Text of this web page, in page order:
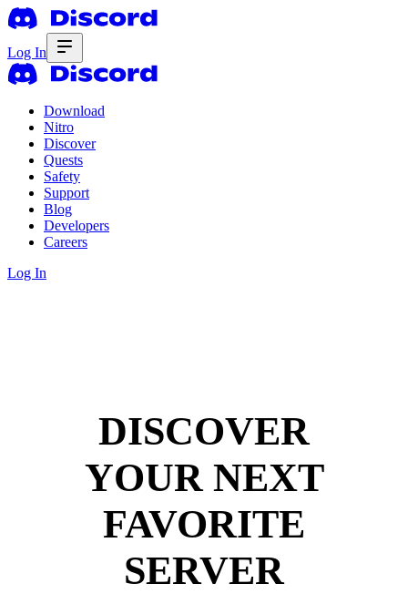
Log In
Download
Nitro
Discover
Quests
Safety
Support
Blog
Developers
Careers
Log In
DISCOVER
YOUR NEXT
FAVORITE
SERVER